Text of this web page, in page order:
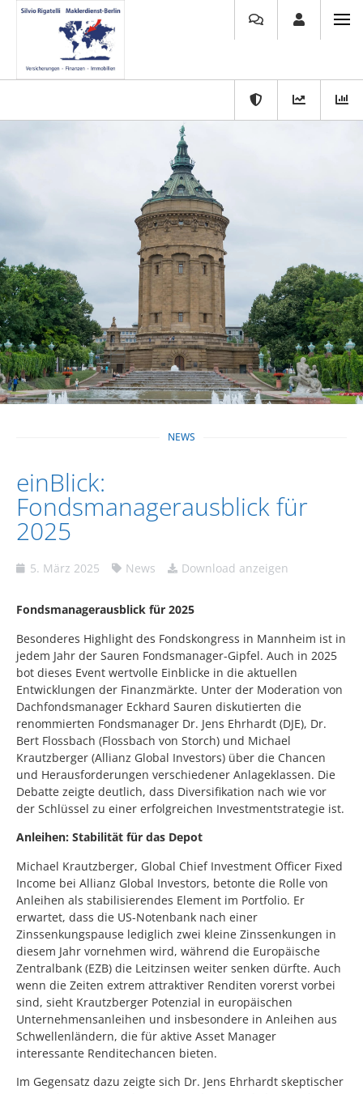
NEWS
einBlick:
Fondsmanagerausblick für
2025
5. März 2025 News Download anzeigen
Fondsmanagerausblick für 2025
Besonderes Highlight des Fondskongress in Mannheim ist in
jedem Jahr der Sauren Fondsmanager-Gipfel. Auch in 2025
bot dieses Event wertvolle Einblicke in die aktuellen
Entwicklungen der Finanzmärkte. Unter der Moderation von
Dachfondsmanager Eckhard Sauren diskutierten die
renommierten Fondsmanager Dr. Jens Ehrhardt (DJE), Dr.
Bert Flossbach (Flossbach von Storch) und Michael
Krautzberger (Allianz Global Investors) über die Chancen
und Herausforderungen verschiedener Anlageklassen. Die
Debatte zeigte deutlich, dass Diversifikation nach wie vor
der Schlüssel zu einer erfolgreichen Investmentstrategie ist.
Anleihen: Stabilität für das Depot
Michael Krautzberger, Global Chief Investment Officer Fixed
Income bei Allianz Global Investors, betonte die Rolle von
Anleihen als stabilisierendes Element im Portfolio. Er
erwartet, dass die US-Notenbank nach einer
Zinssenkungspause lediglich zwei kleine Zinssenkungen in
diesem Jahr vornehmen wird, während die Europäische
Zentralbank (EZB) die Leitzinsen weiter senken dürfte. Auch
wenn die Zeiten extrem attraktiver Renditen vorerst vorbei
sind, sieht Krautzberger Potenzial in europäischen
Unternehmensanleihen und insbesondere in Anleihen aus
Schwellenländern, die für aktive Asset Manager
interessante Renditechancen bieten.
Im Gegensatz dazu zeigte sich Dr. Jens Ehrhardt skeptischer